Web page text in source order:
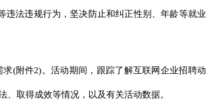
法违规行为，坚决防止和纠正性别、年龄等就业
(附件2)。活动期间，跟踪了解互联网企业招聘动
取得成效等情况，以及有关活动数据。